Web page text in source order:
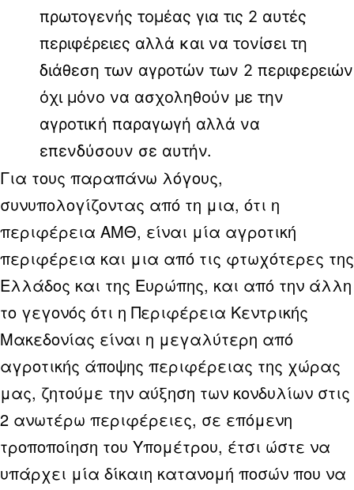
πρωτογενής τομέας για τις 2 αυτές
περιφέρειες αλλά και να τονίσει τη
διάθεση των αγροτών των 2 περιφερειών
όχι μόνο να ασχοληθούν με την
αγροτική παραγωγή αλλά να
επενδύσουν σε αυτήν.
Για τους παραπάνω λόγους,
συνυπολογίζοντας από τη μια, ότι η
περιφέρεια ΑΜΘ, είναι μία αγροτική
περιφέρεια και μια από τις φτωχότερες της
Ελλάδος και της Ευρώπης, και από την άλλη
το γεγονός ότι η Περιφέρεια Κεντρικής
Μακεδονίας είναι η μεγαλύτερη από
αγροτικής άποψης περιφέρειας της χώρας
μας, ζητούμε την αύξηση των κονδυλίων στις
2 ανωτέρω περιφέρειες, σε επόμενη
τροποποίηση του Υπομέτρου, έτσι ώστε να
υπάρχει μία δίκαιη κατανομή ποσών που να